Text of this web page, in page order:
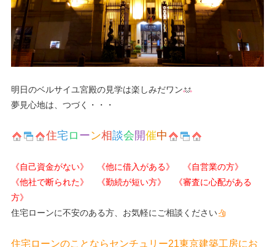
明日のベルサイユ宮殿の見学は楽しみだワン
夢見心地は、つづく・・・
住宅 ロ ーン相談会開催中
《自己資金がない》 《他に借入がある》 《自営業の方》
《他社で断られた》 《勤続が短い方》 《審査に心配がある
方》
住宅ローンに不安のある方、お気軽にご相談ください
住宅ローンのことならセンチュリー21東京建築工房にお